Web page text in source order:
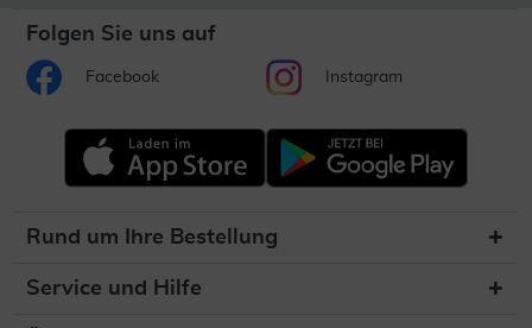
Folgen Sie uns auf
Facebook Instagram
Rund um Ihre Bestellung
Service und Hilfe